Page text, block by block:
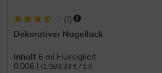
(1)
Dekorativer Nagellack
Inhalt 6 ml Flüssigkeit
0.006 l
(1.983,33 € / 1 l)